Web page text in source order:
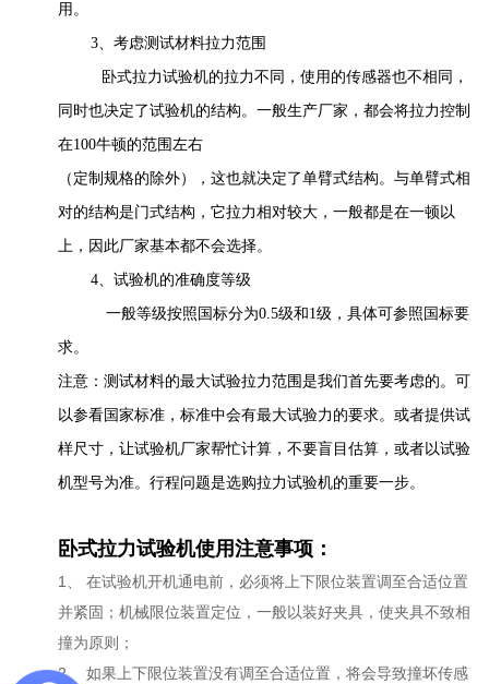
用。
3、考虑测试材料拉力范围
卧式拉力试验机的拉力不同，使用的传感器也不相同，
同时也决定了试验机的结构。一般生产厂家，都会将拉力控制
在100牛顿的范围左右
（定制规格的除外），这也就决定了单臂式结构。与单臂式相
对的结构是门式结构，它拉力相对较大，一般都是在一顿以
上，因此厂家基本都不会选择。
4、试验机的准确度等级
一般等级按照国标分为0.5级和1级，具体可参照国标要
求。
注意：测试材料的最大试验拉力范围是我们首先要考虑的。可
以参看国家标准，标准中会有最大试验力的要求。或者提供试
样尺寸，让试验机厂家帮忙计算，不要盲目估算，或者以试验
机型号为准。行程问题是选购拉力试验机的重要一步。
卧式拉力试验机使用注意事项：
1、 在试验机开机通电前，必须将上下限位装置调至合适位置
并紧固；机械限位装置定位，一般以装好夹具，使夹具不致相
撞为原则；
2、 如果上下限位装置没有调至合适位置，将会导致撞坏传感